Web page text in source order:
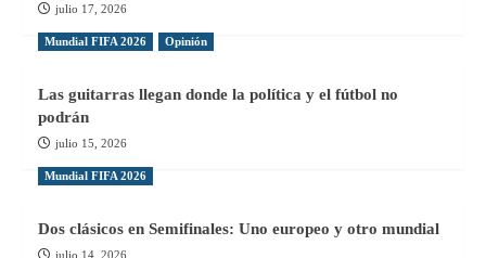
julio 17, 2026
Mundial FIFA 2026 Opinión
Las guitarras llegan donde la política y el fútbol no
podrán
julio 15, 2026
Mundial FIFA 2026
Dos clásicos en Semifinales: Uno europeo y otro mundial
julio 14, 2026